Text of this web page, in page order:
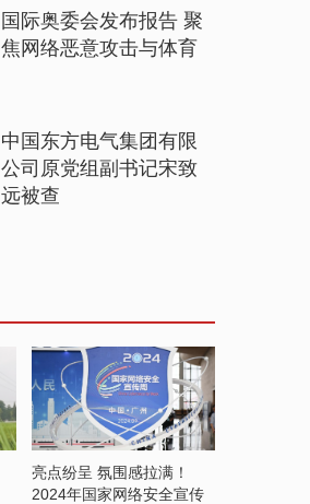
国际奥委会发布报告 聚
焦网络恶意攻击与体育
中国东方电气集团有限
公司原党组副书记宋致
远被查
亮点纷呈 氛围感拉满！
2024年国家网络安全宣传